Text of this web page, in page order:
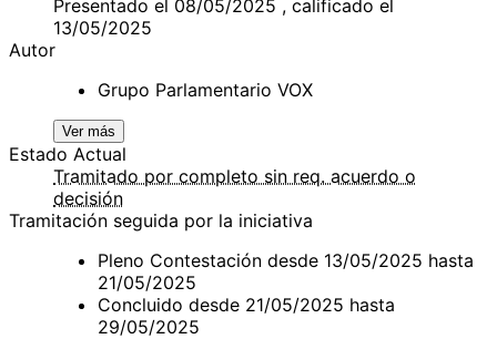
Presentado el 08/05/2025 , calificado el
13/05/2025
Autor
Grupo Parlamentario VOX
Ver más
Estado Actual
Tramitado por completo sin req. acuerdo o
decisión
Tramitación seguida por la iniciativa
Pleno Contestación desde 13/05/2025 hasta
21/05/2025
Concluido desde 21/05/2025 hasta
29/05/2025